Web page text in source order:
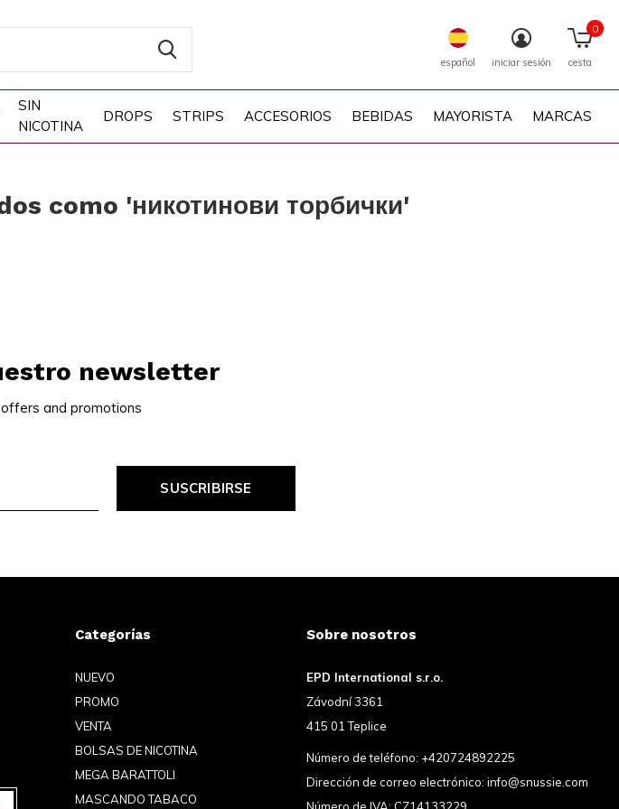
SIN
NICOTINA
DROPS STRIPS ACCESORIOS BEBIDAS MAYORISTA MARCAS
español iniciar sesión cesta
0
como 'никотинови торбички'
newsletter
and promotions
SUSCRIBIRSE
Categorías
NUEVO
PROMO
VENTA
BOLSAS DE NICOTINA
MEGA BARATTOLI
MASCANDO TABACO
Sobre nosotros
EPD International s.r.o.
Závodní 3361
415 01 Teplice
Número de teléfono: +420724892225
Dirección de correo electrónico: info@snussie.com